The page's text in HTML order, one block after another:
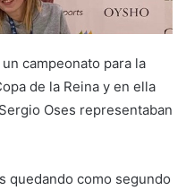
campeonato para la
de la Reina y en ella
Oses representaban
quedando como segundo